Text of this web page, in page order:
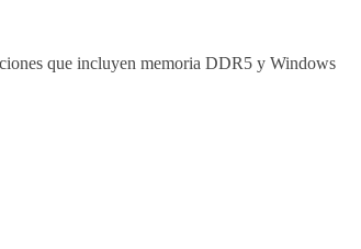
que incluyen memoria DDR5 y Windows